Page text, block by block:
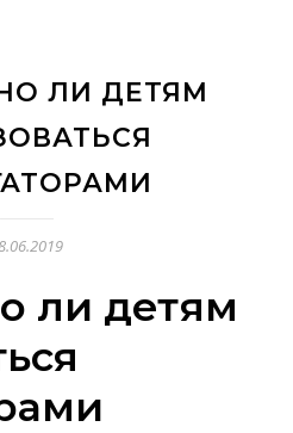
ЛИ ДЕТЯМ
ли детям